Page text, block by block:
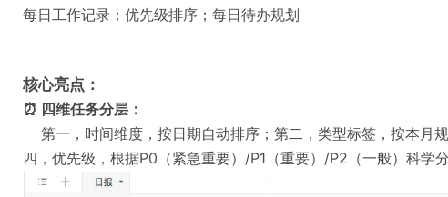
每日工作记录；优先级排序；每日待办规划
核心亮点：
⏰ 四维任务分层：
第一，时间维度，按日期自动排序；第二，类型标签，按本
四，优先级，根据P0（紧急重要）/P1（重要）/P2（一般）科学分